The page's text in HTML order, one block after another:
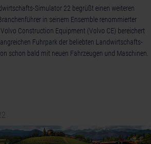
Simulator 22 begrüßt einen weiteren
in seinem Ensemble renommierter
Construction Equipment (Volvo CE) bereichert
Fuhrpark der beliebten Landwirtschafts-
schon bald mit neuen Fahrzeugen und Maschinen.